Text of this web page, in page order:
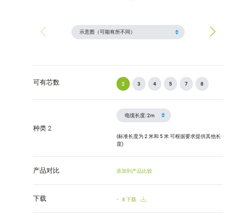
可有芯数 2 3 4 5 7 8
种类 2
(标准长度为 2 米和 5 米 可根据要求提供其他长
度)
产品对比 添加到产品比较
下载 8 下载